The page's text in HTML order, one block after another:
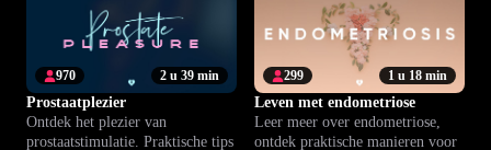
2 u 39 min
970
Prostaatplezier
Ontdek het plezier van
prostaatstimulatie. Praktische tips
1 u 18 min
299
Leven met endometriose
Leer meer over endometriose,
ontdek praktische manieren voor